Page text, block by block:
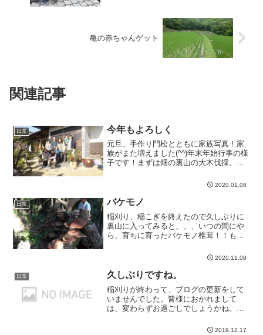
亀の赤ちゃんゲット
関連記事
日常 今年もよろしく
元旦、手作り門松とともに家族写真！家
族がまた増えました(^^)年末年始行事の様
子です！まずは畑の裏山の大木伐採。現
2020.01.08
日常 バケモノ
稲刈り、稲こぎを終えたので久しぶりに
裏山に入ってみると、、、いつの間にや
ら、育ちに育ったバケモノ椎茸！！もう
2020.11.08
日常 久しぶりですね。
稲刈りが終わって、ブログの更新をして
いませんでした。皆様におかれまして
は、変わらずお過ごしでしょうかね。親
2019.12.17